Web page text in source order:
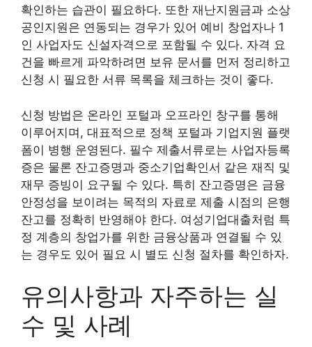
확인하는 습관이 필요하다. 또한 재난지원금과 소상
공인지원은 연동되는 경우가 있어 예비 창업자나 1
인 사업자도 신설자격으로 포함될 수 있다. 자격 요
건을 빠르게 파악하려면 보유 문서를 먼저 정리하고
신청 시 필요한 서류 목록을 체크하는 것이 좋다.
신청 방법은 온라인 포털과 오프라인 창구를 통해
이루어지며, 대표적으로 정책 포털과 기업지원 플랫
폼이 병행 운영된다. 필수 제출서류로는 사업자등록
증은 물론 잔고증명과 중소기업확인서 같은 재직 및
재무 증빙이 요구될 수 있다. 특히 잔고증명은 금융
안정성을 보이려는 목적의 자료로 제출 시점의 은행
잔고를 정확히 반영해야 한다. 여성기업대출처럼 특
정 계층의 창업가를 위한 금융상품과 연결될 수 있
는 경우도 있어 필요 시 별도 신청 절차를 확인하자.
유의사항과 자주하는 실
수 및 사례